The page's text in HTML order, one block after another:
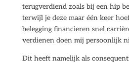
terugverdiend zoals bij een hip
terwijl je deze maar één keer
belegging financieren snel
verdienen doen mij persoonlijk
Dit heeft namelijk als